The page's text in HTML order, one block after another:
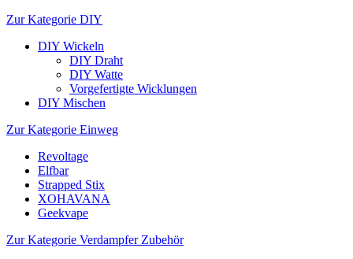
Zur Kategorie DIY
DIY Wickeln
DIY Draht
DIY Watte
Vorgefertigte Wicklungen
DIY Mischen
Zur Kategorie Einweg
Revoltage
Elfbar
Strapped Stix
XOHAVANA
Geekvape
Zur Kategorie Verdampfer Zubehör